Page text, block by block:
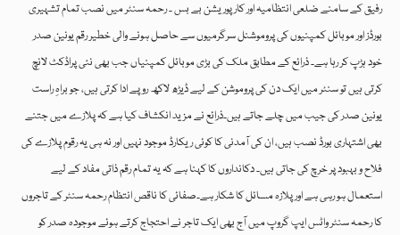
رفیق کے سامنے ضلعی انتظامیہ اور کارپوریشن بے بس ۔ رحمہ سنٹر میں نصب تمام تشہیری
بورڈز اور موبائل کمپنیوں کی پروموشنل سرگرمیوں سے حاصل ہونے والی خطیر رقم یونین صدر
خود ہڑپ کر رہا ہے۔ ذرائع کے مطابق ملک کی بڑی موبائل کمپنیاں جب بھی نئی پراڈکٹ لانچ
کرتی ہیں تو سنٹر میں ایک دن کی پروموشن کے لیے ڈیڑھ لاکھ روپے ادا کرتی ہیں، جو براہِ راست
یونین صدر کی جیب میں چلے جاتے ہیں۔ذرائع نے مزید انکشاف کیا ہے کہ پلازے میں جتنے
بھی اشتہاری بورڈ نصب ہیں، ان کی آمدنی کا کوئی ریکارڈ موجود نہیں اور نہ ہی یہ رقوم پلازے کی
فلاح و بہبود پر خرچ کی جاتی ہیں۔ دکانداروں کا کہنا ہے کہ یہ تمام رقم ذاتی مفاد کے لیے
استعمال ہو رہی ہے اور پلازہ مسائل کا شکار ہے۔صفائی کا ناقص انتظام رحمہ سنٹر کے تاجروں
کا رحمہ سنٹر واٹس ایپ گروپ میں آج بھی ایک تاجر نے احتجاج کرتے ہوئے موجودہ صدر کو